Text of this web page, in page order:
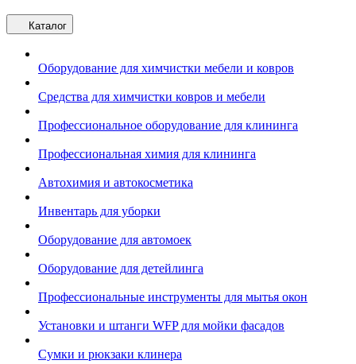
Каталог
Оборудование для химчистки мебели и ковров
Средства для химчистки ковров и мебели
Профессиональное оборудование для клининга
Профессиональная химия для клининга
Автохимия и автокосметика
Инвентарь для уборки
Оборудование для автомоек
Оборудование для детейлинга
Профессиональные инструменты для мытья окон
Установки и штанги WFP для мойки фасадов
Сумки и рюкзаки клинера